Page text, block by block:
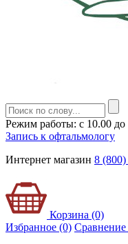
Режим работы: с 10.00
Запись к офтальмологу
Интернет магазин 8
Корзина (0)
Избранное (0) Сравнение